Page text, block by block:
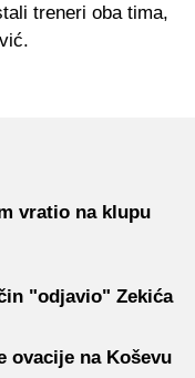
treneri oba tima,
vratio na klupu
"odjavio" Zekića
ovacije na Koševu